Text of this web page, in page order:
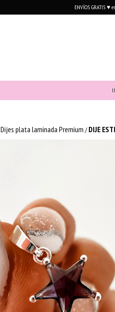
ENVÍOS GRATIS ♥
Dijes plata laminada Premium / DIJE